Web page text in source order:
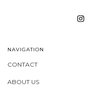
NAVIGATION
CONTACT
ABOUT US